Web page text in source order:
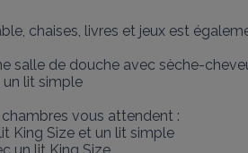
chaises, livres et jeux est
salle de douche avec sèche-
chambres vous attendent :